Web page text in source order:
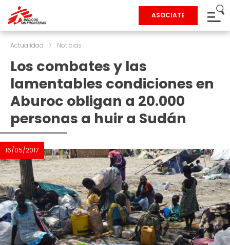
ASOCIATE
Actualidad > Noticias
Los combates y las
lamentables condiciones en
Aburoc obligan a 20.000
personas a huir a Sudán
16/05/2017